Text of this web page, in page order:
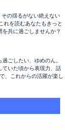
の揺るがない絶えない
れを読むあなたもきっと
共に過ごしませんか？
ごしたい、ゆめのん。
ていた頃から表現力、話
、これからの活躍が楽し